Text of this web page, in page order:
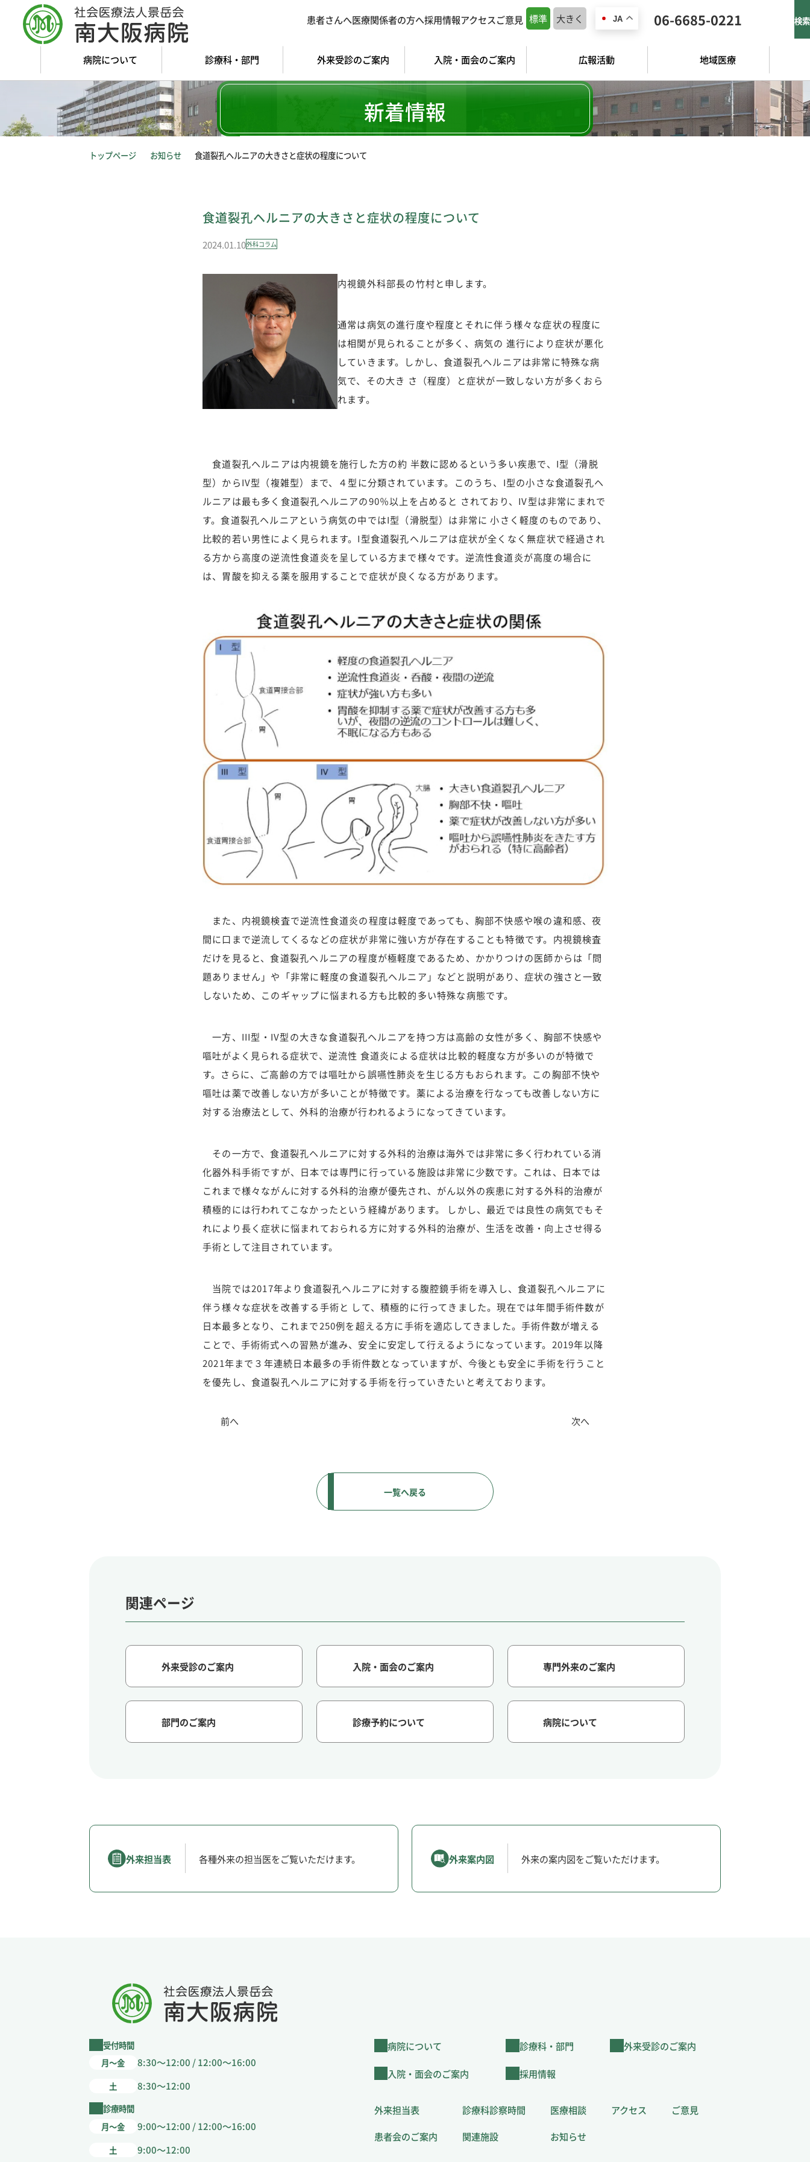
検索
病院について 診療科・部門 外来受診のご案内 入院・面会のご案内 広報活動 地域医療
患者さんへ医療関係者の方へ採用情報アクセスご意見 標準 大きく JA 06-6685-0221
新着情報
トップページ お知らせ 食道裂孔ヘルニアの大きさと症状の程度について
食道裂孔ヘルニアの大きさと症状の程度について
2024.01.10外科コラム
内視鏡外科部長の竹村と申します。
通常は病気の進行度や程度とそれに伴う様々な症状の程度に
は相関が見られることが多く、病気の 進行により症状が悪化
していきます。しかし、食道裂孔ヘルニアは非常に特殊な病
気で、その大き さ（程度）と症状が一致しない方が多くおら
れます。
食道裂孔ヘルニアは内視鏡を施行した方の約 半数に認めるという多い疾患で、I型（滑脱
型）からIV型（複雑型）まで、４型に分類されています。このうち、I型の小さな食道裂孔ヘ
ルニアは最も多く食道裂孔ヘルニアの90％以上を占めると されており、IV型は非常にまれで
す。食道裂孔ヘルニアという病気の中ではI型（滑脱型）は非常に 小さく軽度のものであり、
比較的若い男性によく見られます。I型食道裂孔ヘルニアは症状が全くなく無症状で経過され
る方から高度の逆流性食道炎を呈している方まで様々です。逆流性食道炎が高度の場合に
は、胃酸を抑える薬を服用することで症状が良くなる方があります。
また、内視鏡検査で逆流性食道炎の程度は軽度であっても、胸部不快感や喉の違和感、夜
間に口まで逆流してくるなどの症状が非常に強い方が存在することも特徴です。内視鏡検査
だけを見ると、食道裂孔ヘルニアの程度が極軽度であるため、かかりつけの医師からは「問
題ありません」や「非常に軽度の食道裂孔ヘルニア」などと説明があり、症状の強さと一致
しないため、このギャップに悩まれる方も比較的多い特殊な病態です。
一方、III型・IV型の大きな食道裂孔ヘルニアを持つ方は高齢の女性が多く、胸部不快感や
嘔吐がよく見られる症状で、逆流性 食道炎による症状は比較的軽度な方が多いのが特徴で
す。さらに、ご高齢の方では嘔吐から誤嚥性肺炎を生じる方もおられます。この胸部不快や
嘔吐は薬で改善しない方が多いことが特徴です。薬による治療を行なっても改善しない方に
対する治療法として、外科的治療が行われるようになってきています。
その一方で、食道裂孔ヘルニアに対する外科的治療は海外では非常に多く行われている消
化器外科手術ですが、日本では専門に行っている施設は非常に少数です。これは、日本では
これまで様々ながんに対する外科的治療が優先され、がん以外の疾患に対する外科的治療が
積極的には行われてこなかったという経緯があります。 しかし、最近では良性の病気でもそ
れにより長く症状に悩まれておられる方に対する外科的治療が、生活を改善・向上させ得る
手術として注目されています。
当院では2017年より食道裂孔ヘルニアに対する腹腔鏡手術を導入し、食道裂孔ヘルニアに
伴う様々な症状を改善する手術と して、積極的に行ってきました。現在では年間手術件数が
日本最多となり、これまで250例を超える方に手術を適応してきました。手術件数が増える
ことで、手術術式への習熟が進み、安全に安定して行えるようになっています。2019年以降
2021年まで３年連続日本最多の手術件数となっていますが、今後とも安全に手術を行うこと
を優先し、食道裂孔ヘルニアに対する手術を行っていきたいと考えております。
前へ 次へ
一覧へ戻る
関連ページ
外来受診のご案内 入院・面会のご案内 専門外来のご案内
部門のご案内 診療予約について 病院について
外来担当表 各種外来の担当医をご覧いただけます。 外来案内図 外来の案内図をご覧いただけます。
受付時間
月～金
8:30～12:00 / 12:00～16:00
土 8:30～12:00
診療時間
月～金
9:00～12:00 / 12:00～16:00
土 9:00～12:00
病院について 診療科・部門 外来受診のご案内
入院・面会のご案内 採用情報
外来担当表 診療科診察時間 医療相談 アクセス ご意見
患者会のご案内 関連施設 お知らせ